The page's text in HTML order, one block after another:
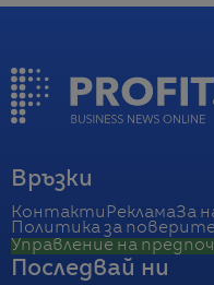
Връзки
Контакти РекламаЗа
Политика за
Управление на
Последвай ни